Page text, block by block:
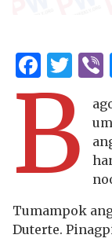
B
Tumampok
Duterte.